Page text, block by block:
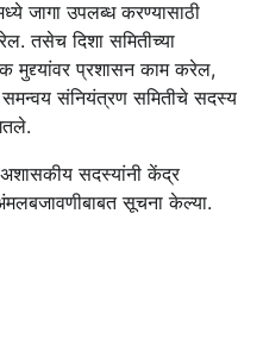
जागा उपलब्ध करण्यासाठी
तसेच दिशा समितीच्या
मुद्द्यांवर प्रशासन काम करेल,
समन्वय संनियंत्रण समितीचे सदस्य
अशासकीय सदस्यांनी केंद्र
सूचना केल्या.